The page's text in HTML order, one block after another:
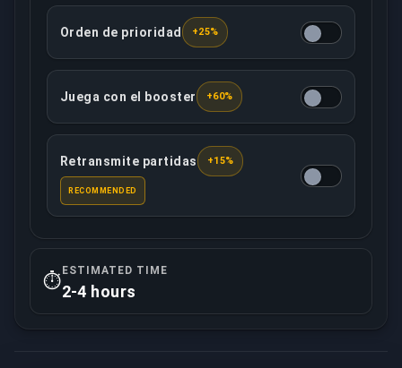
Esta opción asegura que tu pedido será tratado
Orden de prioridad +25%
El booster asignado jugará contigo desde otra
Juega con el booster +60%
Tu booster asignado grabará/retransmitirá en
Retransmite partidas +15%
RECOMMENDED
⏱️ ESTIMATED TIME
2-4 hours